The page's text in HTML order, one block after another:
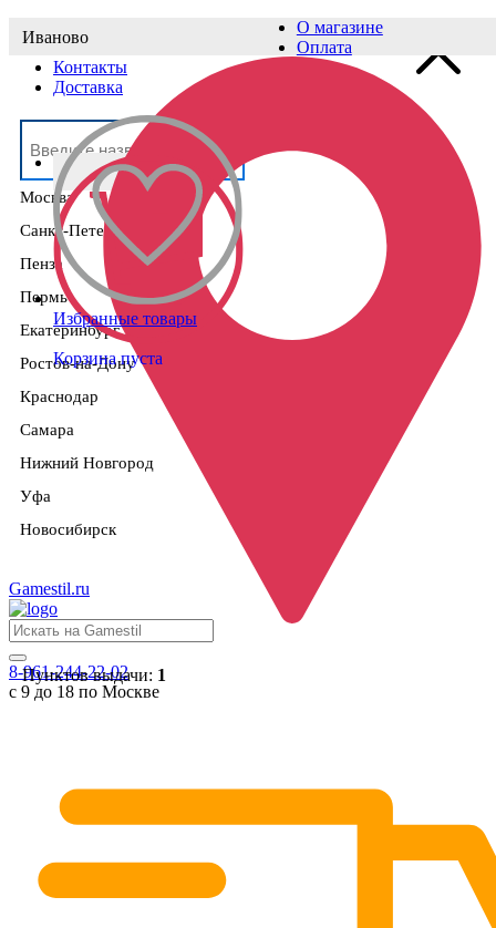
Выберите населённый пункт
Москва
Санкт-Петербург
Пенза
Пермь
Екатеринбург
Ростов-на-Дону
Краснодар
Самара
Нижний Новгород
Уфа
Новосибирск
Иваново
Пунктов выдачи: 1
О магазине
Оплата
Контакты
Доставка
Избранные товары
Корзина пуста
Gamestil.ru
8-961-244-22-02
с 9 до 18 по Москве